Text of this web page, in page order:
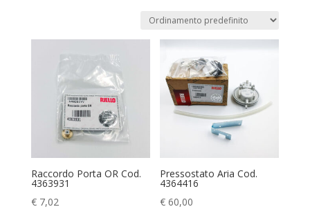
Raccordo Porta OR Cod.
4363931
€7,02
Pressostato Aria Cod.
4364416
€ 60,00